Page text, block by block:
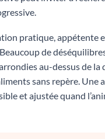
pratique, appétente
de
au-dessus de
sans repère. Une
et ajustée quand